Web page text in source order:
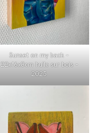
Sunset on my back –
22x16x3cm huile sur bois –
2025